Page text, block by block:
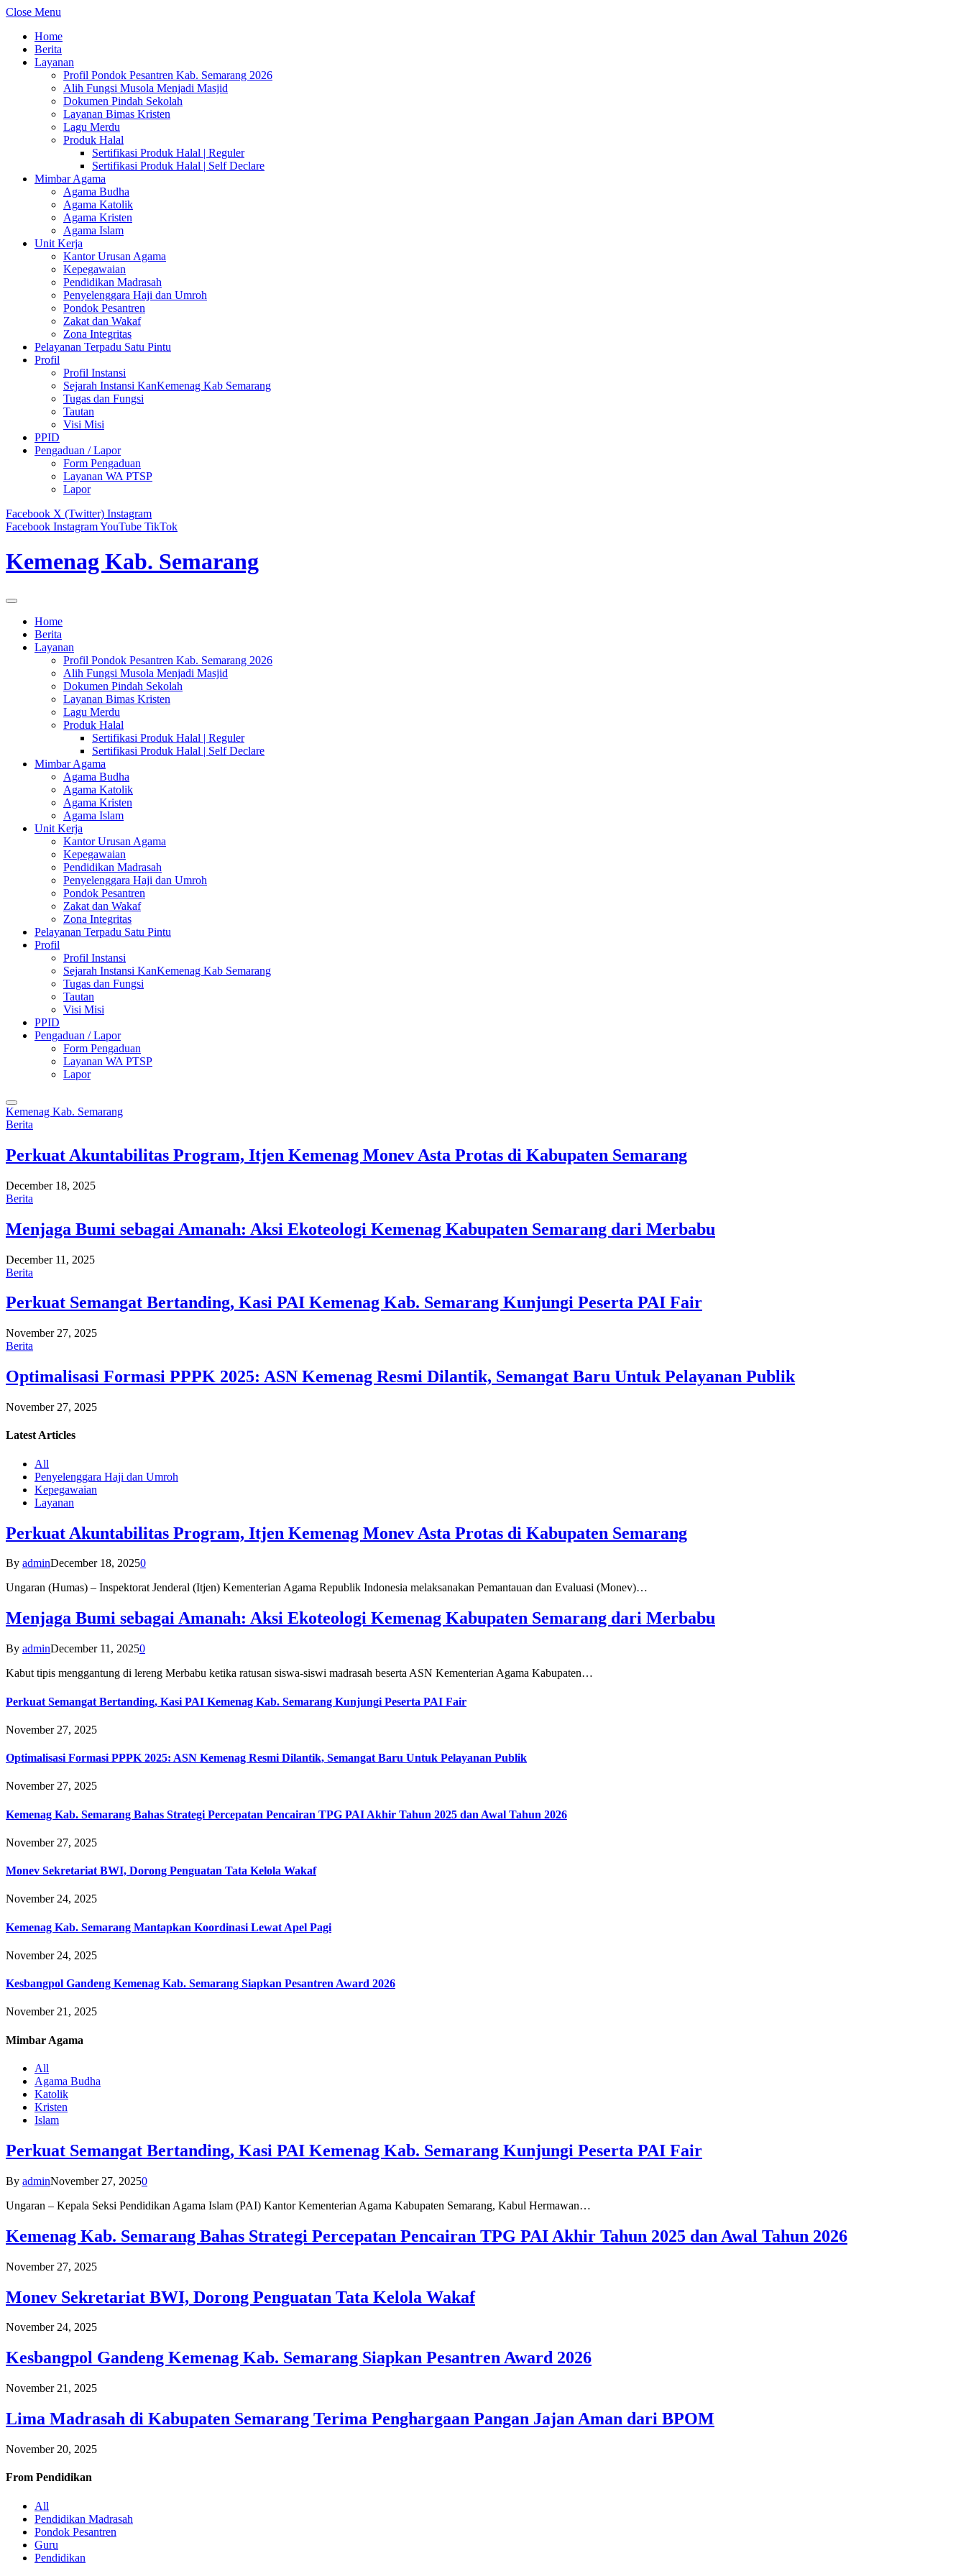
Close Menu
Home
Berita
Layanan
Profil Pondok Pesantren Kab. Semarang 2026
Alih Fungsi Musola Menjadi Masjid
Dokumen Pindah Sekolah
Layanan Bimas Kristen
Lagu Merdu
Produk Halal
Sertifikasi Produk Halal | Reguler
Sertifikasi Produk Halal | Self Declare
Mimbar Agama
Agama Budha
Agama Katolik
Agama Kristen
Agama Islam
Unit Kerja
Kantor Urusan Agama
Kepegawaian
Pendidikan Madrasah
Penyelenggara Haji dan Umroh
Pondok Pesantren
Zakat dan Wakaf
Zona Integritas
Pelayanan Terpadu Satu Pintu
Profil
Profil Instansi
Sejarah Instansi KanKemenag Kab Semarang
Tugas dan Fungsi
Tautan
Visi Misi
PPID
Pengaduan / Lapor
Form Pengaduan
Layanan WA PTSP
Lapor
Facebook X (Twitter) Instagram
Facebook InstagramYouTube TikTok
Kemenag Kab. Semarang
Home
Berita
Layanan
Profil Pondok Pesantren Kab. Semarang 2026
Alih Fungsi Musola Menjadi Masjid
Dokumen Pindah Sekolah
Layanan Bimas Kristen
Lagu Merdu
Produk Halal
Sertifikasi Produk Halal | Reguler
Sertifikasi Produk Halal | Self Declare
Mimbar Agama
Agama Budha
Agama Katolik
Agama Kristen
Agama Islam
Unit Kerja
Kantor Urusan Agama
Kepegawaian
Pendidikan Madrasah
Penyelenggara Haji dan Umroh
Pondok Pesantren
Zakat dan Wakaf
Zona Integritas
Pelayanan Terpadu Satu Pintu
Profil
Profil Instansi
Sejarah Instansi KanKemenag Kab Semarang
Tugas dan Fungsi
Tautan
Visi Misi
PPID
Pengaduan / Lapor
Form Pengaduan
Layanan WA PTSP
Lapor
Kemenag Kab. Semarang
Berita
Perkuat Akuntabilitas Program, Itjen Kemenag Monev Asta Protas di Kabupaten Semarang
December 18, 2025
Berita
Menjaga Bumi sebagai Amanah: Aksi Ekoteologi Kemenag Kabupaten Semarang dari Merbabu
December 11, 2025
Berita
Perkuat Semangat Bertanding, Kasi PAI Kemenag Kab. Semarang Kunjungi Peserta PAI Fair
November 27, 2025
Berita
Optimalisasi Formasi PPPK 2025: ASN Kemenag Resmi Dilantik, Semangat Baru Untuk Pelayanan Publik
November 27, 2025
Latest Articles
All
Penyelenggara Haji dan Umroh
Kepegawaian
Layanan
Perkuat Akuntabilitas Program, Itjen Kemenag Monev Asta Protas di Kabupaten Semarang
By adminDecember 18, 20250
Ungaran (Humas) – Inspektorat Jenderal (Itjen) Kementerian Agama Republik Indonesia melaksanakan Pemantauan dan Evaluasi (Monev)…
Menjaga Bumi sebagai Amanah: Aksi Ekoteologi Kemenag Kabupaten Semarang dari Merbabu
By adminDecember 11, 20250
Kabut tipis menggantung di lereng Merbabu ketika ratusan siswa-siswi madrasah beserta ASN Kementerian Agama Kabupaten…
Perkuat Semangat Bertanding, Kasi PAI Kemenag Kab. Semarang Kunjungi Peserta PAI Fair
November 27, 2025
Optimalisasi Formasi PPPK 2025: ASN Kemenag Resmi Dilantik, Semangat Baru Untuk Pelayanan Publik
November 27, 2025
Kemenag Kab. Semarang Bahas Strategi Percepatan Pencairan TPG PAI Akhir Tahun 2025 dan Awal Tahun 2026
November 27, 2025
Monev Sekretariat BWI, Dorong Penguatan Tata Kelola Wakaf
November 24, 2025
Kemenag Kab. Semarang Mantapkan Koordinasi Lewat Apel Pagi
November 24, 2025
Kesbangpol Gandeng Kemenag Kab. Semarang Siapkan Pesantren Award 2026
November 21, 2025
Mimbar Agama
All
Agama Budha
Katolik
Kristen
Islam
Perkuat Semangat Bertanding, Kasi PAI Kemenag Kab. Semarang Kunjungi Peserta PAI Fair
By adminNovember 27, 20250
Ungaran – Kepala Seksi Pendidikan Agama Islam (PAI) Kantor Kementerian Agama Kabupaten Semarang, Kabul Hermawan…
Kemenag Kab. Semarang Bahas Strategi Percepatan Pencairan TPG PAI Akhir Tahun 2025 dan Awal Tahun 2026
November 27, 2025
Monev Sekretariat BWI, Dorong Penguatan Tata Kelola Wakaf
November 24, 2025
Kesbangpol Gandeng Kemenag Kab. Semarang Siapkan Pesantren Award 2026
November 21, 2025
Lima Madrasah di Kabupaten Semarang Terima Penghargaan Pangan Jajan Aman dari BPOM
November 20, 2025
From Pendidikan
All
Pendidikan Madrasah
Pondok Pesantren
Guru
Pendidikan